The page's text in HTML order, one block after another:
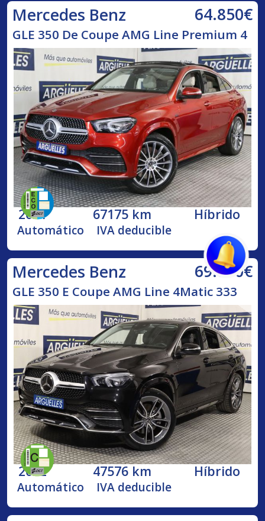
Mercedes Benz 64.850€
GLE 350 De Coupe AMG Line Premium 4
2021 67175 km Híbrido
Automático IVA deducible
Mercedes Benz 69.890€
GLE 350 E Coupe AMG Line 4Matic 333
2022 47576 km Híbrido
Automático IVA deducible